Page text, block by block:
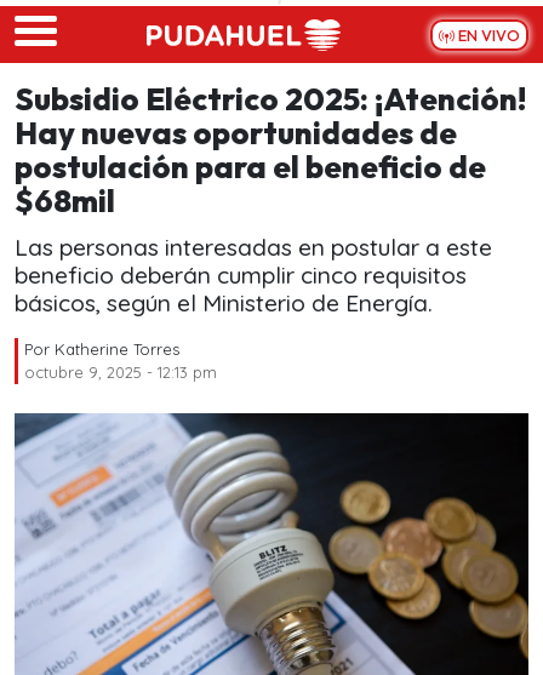
Skip to main content
EN VIVO
Subsidio Eléctrico 2025: ¡Atención!
Hay nuevas oportunidades de
postulación para el beneficio de
$68mil
Las personas interesadas en postular a este
beneficio deberán cumplir cinco requisitos
básicos, según el Ministerio de Energía.
Por Katherine Torres
octubre 9, 2025 - 12:13 pm